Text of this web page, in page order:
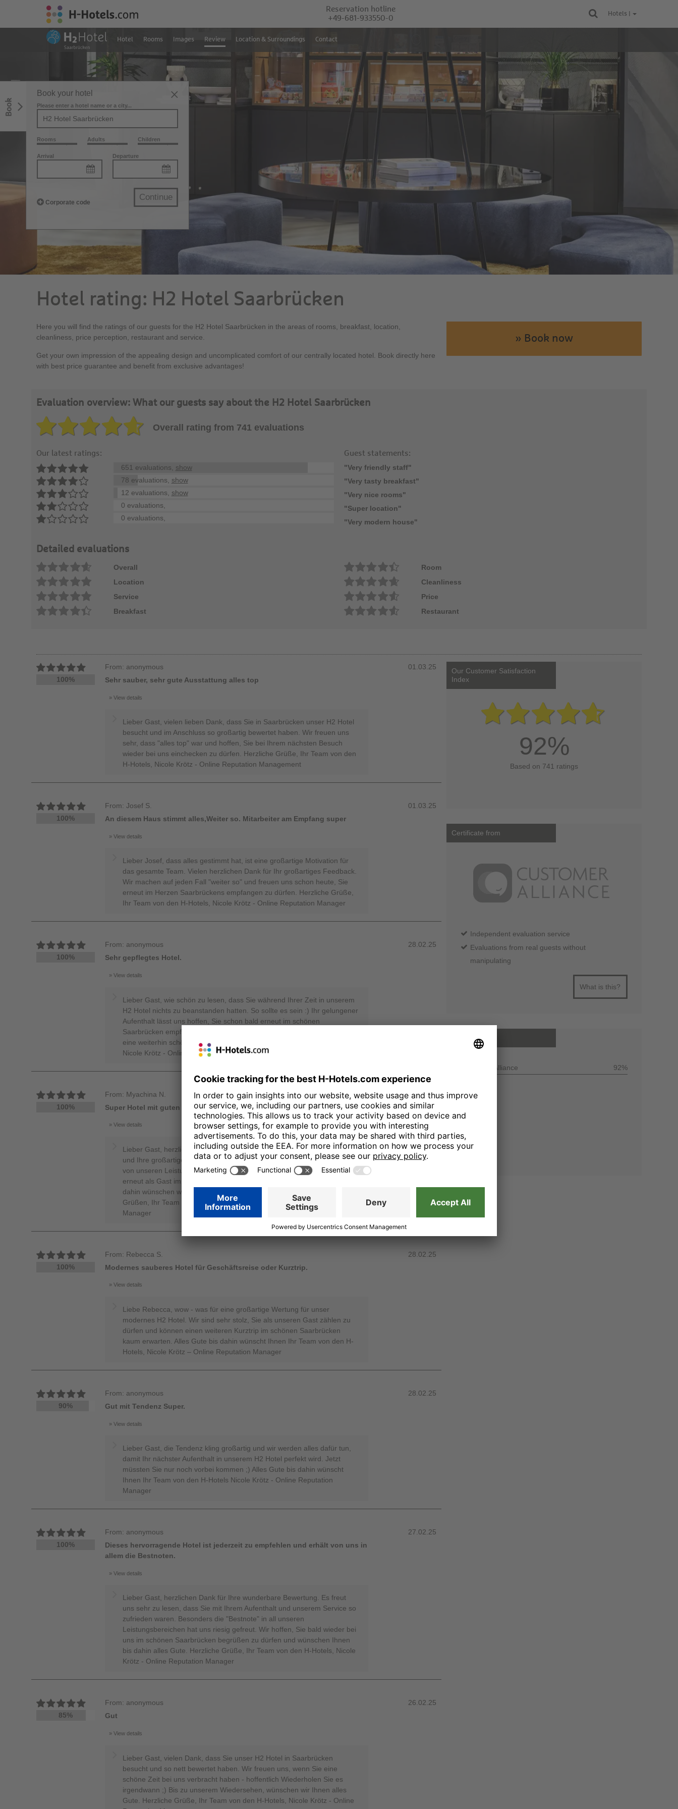
Reservation hotline
+49-681-933550-0
Hotels |
Hotel Rooms Images Review Location & Surroundings Contact
Book
Book your hotel
Please enter a hotel name or a city...
Rooms Adults Children
Arrival Departure
Corporate code
Continue
Hotel rating: H2 Hotel Saarbrücken
Here you will find the ratings of our guests for the H2 Hotel Saarbrücken in the areas of rooms, breakfast, location,
cleanliness, price perception, restaurant and service.
Get your own impression of the appealing design and uncomplicated comfort of our centrally located hotel. Book directly here
with best price guarantee and benefit from exclusive advantages!
» Book now
Evaluation overview: What our guests say about the H2 Hotel Saarbrücken
Overall rating from 741 evaluations
Our latest ratings:
651 evaluations, show
78 evaluations, show
12 evaluations, show
0 evaluations,
0 evaluations,
Guest statements:
"Very friendly staff"
"Very tasty breakfast"
"Very nice rooms"
"Super location"
"Very modern house"
Detailed evaluations
Overall
Room
Location
Cleanliness
Service
Price
Breakfast
Restaurant
100%
From: anonymous
Sehr sauber, sehr gute Ausstattung alles top
View details
Lieber Gast, vielen lieben Dank, dass Sie in Saarbrücken unser H2 Hotel
besucht und im Anschluss so großartig bewertet haben. Wir freuen uns
sehr, dass "alles top" war und hoffen, Sie bei Ihrem nächsten Besuch
wieder bei uns einchecken zu dürfen. Herzliche Grüße, Ihr Team von den
H-Hotels, Nicole Krötz - Online Reputation Management
01.03.25
100%
From: Josef S.
An diesem Haus stimmt alles,Weiter so. Mitarbeiter am Empfang super
View details
Lieber Josef, dass alles gestimmt hat, ist eine großartige Motivation für
das gesamte Team. Vielen herzlichen Dank für Ihr großartiges Feedback.
Wir machen auf jeden Fall "weiter so" und freuen uns schon heute, Sie
erneut im Herzen Saarbrückens empfangen zu dürfen. Herzliche Grüße,
Ihr Team von den H-Hotels, Nicole Krötz - Online Reputation Manager
01.03.25
100%
From: anonymous
Sehr gepflegtes Hotel.
View details
Lieber Gast, wie schön zu lesen, dass Sie während Ihrer Zeit in unserem
H2 Hotel nichts zu beanstanden hatten. So sollte es sein :) Ihr gelungener
Aufenthalt lässt uns hoffen, Sie schon bald erneut im schönen
Saarbrücken empfangen zu dürfen. Bis es soweit ist, wünschen wir Ihnen
eine weiterhin schöne Zeit. Herzliche Grüße, Ihr Team von den H-Hotels,
Nicole Krötz - Online Reputation Manager
28.02.25
100%
From: Myachina N.
Super Hotel mit guten Preis
View details
Lieber Gast, herzlichen Dank für Ihren Aufenthalt in unserem H2 Hotel
und Ihre großartige 100%-Bewertung. Wir freuen uns sehr, dass wir Sie
von unseren Leistungen überzeugen konnten und hoffen, Sie demnächst
erneut als Gast im wunderschönen Saarbrücken begrüßen zu dürfen. Bis
dahin wünschen wir Ihnen alles Gute und verbleiben mit freundlichen
Grüßen, Ihr Team von den H-Hotels, Nicole Krötz - Online Reputation
Manager
28.02.25
100%
From: Rebecca S.
Modernes sauberes Hotel für Geschäftsreise oder Kurztrip.
View details
Liebe Rebecca, wow - was für eine großartige Wertung für unser
modernes H2 Hotel. Wir sind sehr stolz, Sie als unseren Gast zählen zu
dürfen und können einen weiteren Kurztrip im schönen Saarbrücken
kaum erwarten. Alles Gute bis dahin wünscht Ihnen Ihr Team von den H-
Hotels, Nicole Krötz – Online Reputation Manager
28.02.25
90%
From: anonymous
Gut mit Tendenz Super.
View details
Lieber Gast, die Tendenz kling großartig und wir werden alles dafür tun,
damit Ihr nächster Aufenthalt in unserem H2 Hotel perfekt wird. Jetzt
müssten Sie nur noch vorbei kommen ;) Alles Gute bis dahin wünscht
Ihnen Ihr Team von den H-Hotels Nicole Krötz - Online Reputation
Manager
28.02.25
100%
From: anonymous
Dieses hervorragende Hotel ist jederzeit zu empfehlen und erhält von uns in
allem die Bestnoten.
View details
Lieber Gast, herzlichen Dank für Ihre wunderbare Bewertung. Es freut
uns sehr zu lesen, dass Sie mit Ihrem Aufenthalt und unserem Service so
zufrieden waren. Besonders die "Bestnote" in all unseren
Leistungsbereichen hat uns riesig gefreut. Wir hoffen, Sie bald wieder bei
uns im schönen Saarbrücken begrüßen zu dürfen und wünschen Ihnen
bis dahin alles Gute. Herzliche Grüße, Ihr Team von den H-Hotels, Nicole
Krötz - Online Reputation Manager
27.02.25
85%
From: anonymous
Gut
View details
Lieber Gast, vielen Dank, dass Sie unser H2 Hotel in Saarbrücken
besucht und so nett bewertet haben. Wir freuen uns, wenn Sie eine
schöne Zeit bei uns verbracht haben - hoffentlich Wiederholen Sie es
irgendwann ;) Bis zu unserem Wiedersehen, wünschen wir Ihnen alles
Gute. Herzliche Grüße, Ihr Team von den H-Hotels, Nicole Krötz - Online
26.02.25
Our Customer Satisfaction
Index
92%
Based on 741 ratings
Certificate from
Independent evaluation service
Evaluations from real guests without
manipulating
What is this?
All reviews
Customer Alliance 92%